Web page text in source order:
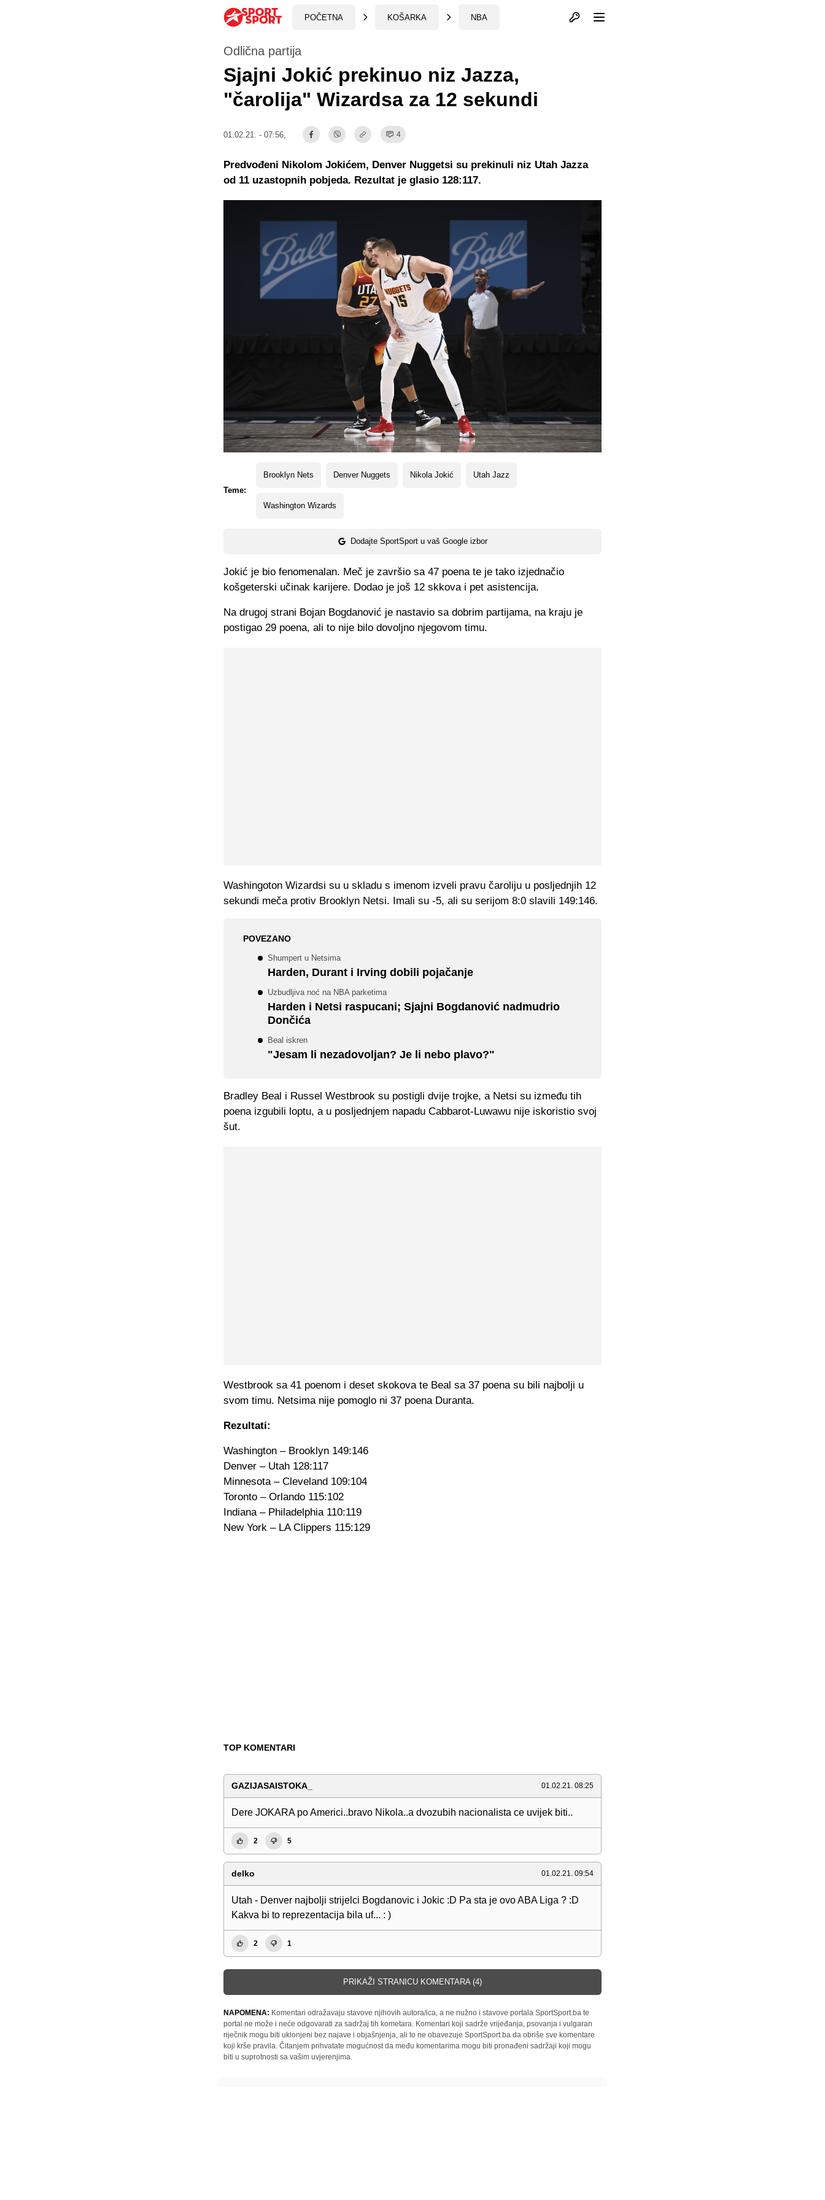
POČETNA KOŠARKA NBA Otvori profil
Odlična partija
Sjajni Jokić prekinuo niz Jazza,
"čarolija" Wizardsa za 12 sekundi
01.02.21. - 07:56, 4
Teme:
Brooklyn Nets Denver Nuggets Nikola Jokić Utah Jazz
Washington Wizards
Dodajte SportSport u vaš Google izbor
Predvođeni Nikolom Jokićem, Denver Nuggetsi su prekinuli niz Utah Jazza
od 11 uzastopnih pobjeda. Rezultat je glasio 128:117.
Jokić je bio fenomenalan. Meč je završio sa 47 poena te je tako izjednačio
košgeterski učinak karijere. Dodao je još 12 skkova i pet asistencija.
Na drugoj strani Bojan Bogdanović je nastavio sa dobrim partijama, na kraju je
postigao 29 poena, ali to nije bilo dovoljno njegovom timu.
Washingoton Wizardsi su u skladu s imenom izveli pravu čaroliju u posljednjih 12
sekundi meča protiv Brooklyn Netsi. Imali su -5, ali su serijom 8:0 slavili 149:146.
POVEZANO
Shumpert u Netsima
Harden, Durant i Irving dobili pojačanje
Uzbudljiva noć na NBA parketima
Harden i Netsi raspucani; Sjajni Bogdanović nadmudrio
Dončića
Beal iskren
"Jesam li nezadovoljan? Je li nebo plavo?"
Bradley Beal i Russel Westbrook su postigli dvije trojke, a Netsi su između tih
poena izgubili loptu, a u posljednjem napadu Cabbarot-Luwawu nije iskoristio svoj
šut.
Westbrook sa 41 poenom i deset skokova te Beal sa 37 poena su bili najbolji u
svom timu. Netsima nije pomoglo ni 37 poena Duranta.
Rezultati:
Washington – Brooklyn 149:146
Denver – Utah 128:117
Minnesota – Cleveland 109:104
Toronto – Orlando 115:102
Indiana – Philadelphia 110:119
New York – LA Clippers 115:129
TOP KOMENTARI
GAZIJASAISTOKA_ 01.02.21. 08:25
Dere JOKARA po Americi..bravo Nikola..a dvozubih nacionalista ce uvijek biti..
2 5
delko 01.02.21. 09:54
Utah - Denver najbolji strijelci Bogdanovic i Jokic :D Pa sta je ovo ABA Liga ? :D
Kakva bi to reprezentacija bila uf... : )
2 1
PRIKAŽI STRANICU KOMENTARA (4)
NAPOMENA: Komentari odražavaju stavove njihovih autora/ica, a ne nužno i stavove portala SportSport.ba te
portal ne može i neće odgovarati za sadržaj tih kometara. Komentari koji sadrže vrijeđanja, psovanja i vulgaran
riječnik mogu biti uklonjeni bez najave i objašnjenja, ali to ne obavezuje SportSport.ba da obriše sve komentare
koji krše pravila. Čitanjem prihvatate mogućnost da među komentarima mogu biti pronađeni sadržaji koji mogu
biti u suprotnosti sa vašim uvjerenjima.